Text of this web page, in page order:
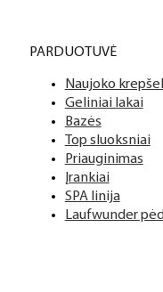
PARDUOTUVĖ
Naujoko
Geliniai lakai
Bazės
Top sluoksniai
Priauginimas
Įrankiai
SPA linija
Laufwunder